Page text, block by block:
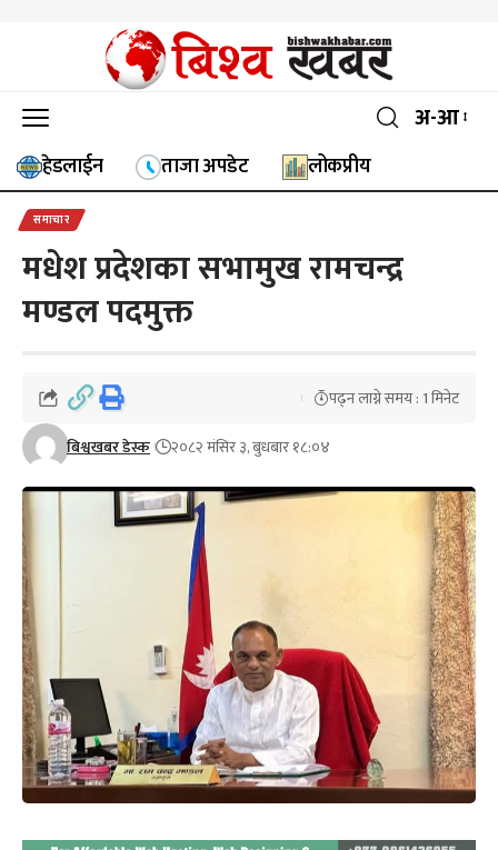
अ-आ
हेडलाईन ताजा अपडेट लोकप्रीय
समाचार
मधेश प्रदेशका सभामुख रामचन्द्र
मण्डल पदमुक्त
बिश्वखबर डेस्क २०८२ मंसिर ३, बुधबार १८:०४
पढ्न लाग्ने समय : 1 मिनेट